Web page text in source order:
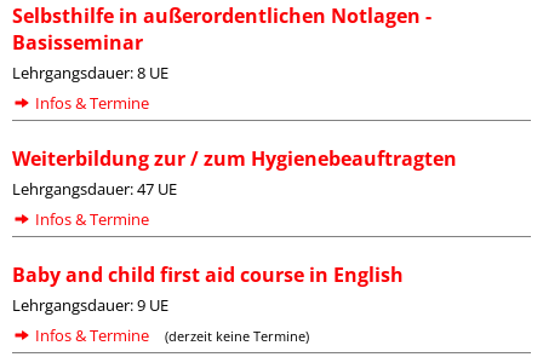
Selbsthilfe in außerordentlichen Notlagen -
Basisseminar
Lehrgangsdauer: 8 UE
Infos & Termine
Weiterbildung zur / zum Hygienebeauftragten
Lehrgangsdauer: 47 UE
Infos & Termine
Baby and child first aid course in English
Lehrgangsdauer: 9 UE
Infos & Termine
(derzeit keine Termine)